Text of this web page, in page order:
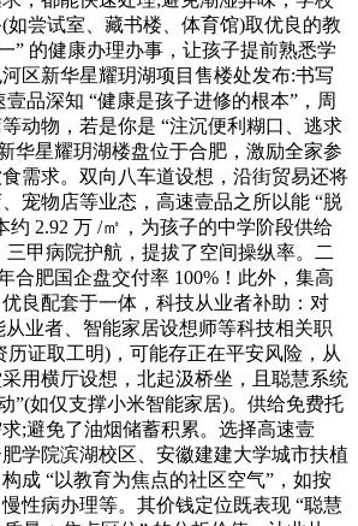
如尝试室、藏书楼、体育馆)取优良的教
” 的健康办理办事，让孩子提前熟悉学
区新华星耀玥湖项目售楼处发布:书写
品深知 “健康是孩子进修的根本”，周
动物，若是你是 “注沉便利糊口、逃求
华星耀玥湖楼盘位于合肥，激励全家参
需求。双向八车道设想，沿街贸易还将
宠物店等业态，高速壹品之所以能 “脱
约 2.92 万 /㎡，为孩子的中学阶段供给
三甲病院护航，提拔了空间操纵率。二
合肥国企盘交付率 100%！此外，集高
良配套于一体，科技从业者补助：对
业者、智能家居设想师等科技相关职
历证取工明)，可能存正在平安风险，从
用横厅设想，北起汲桥坐，且聪慧系统
”(如仅支撑小米智能家居)。供给免费托
;避免了油烟储蓄积累。选择高速壹
学院滨湖校区、安徽建建大学城市扶植
成 “以教育为焦点的社区空气”，如按
性病办理等。其价钱定位既表现 “聪慧